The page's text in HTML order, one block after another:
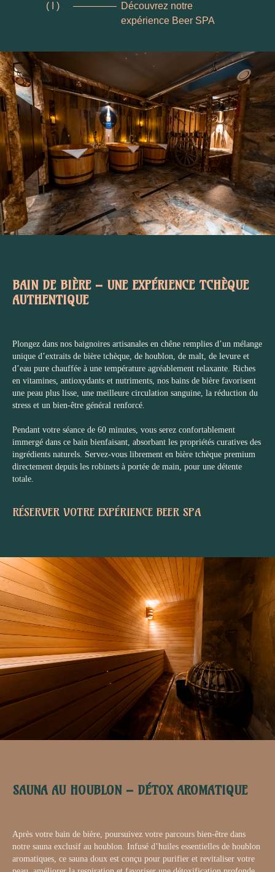
( I )
Découvrez notre
expérience Beer SPA
BAIN DE BIÈRE – UNE EXPÉRIENCE TCHÈQUE
AUTHENTIQUE
Plongez dans nos baignoires artisanales en chêne remplies d’un mélange
unique d’extraits de bière tchèque, de houblon, de malt, de levure et
d’eau pure chauffée à une température agréablement relaxante. Riches
en vitamines, antioxydants et nutriments, nos bains de bière favorisent
une peau plus lisse, une meilleure circulation sanguine, la réduction du
stress et un bien-être général renforcé.
Pendant votre séance de 60 minutes, vous serez confortablement
immergé dans ce bain bienfaisant, absorbant les propriétés curatives des
ingrédients naturels. Servez-vous librement en bière tchèque premium
directement depuis les robinets à portée de main, pour une détente
totale.
RÉSERVER VOTRE EXPÉRIENCE BEER SPA
SAUNA AU HOUBLON – DÉTOX AROMATIQUE
Après votre bain de bière, poursuivez votre parcours bien-être dans
notre sauna exclusif au houblon. Infusé d’huiles essentielles de houblon
aromatiques, ce sauna doux est conçu pour purifier et revitaliser votre